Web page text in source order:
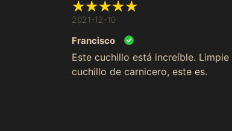
2021-12-10
Francisco
Este cuchillo está increíble.
cuchillo de carnicero, este es.